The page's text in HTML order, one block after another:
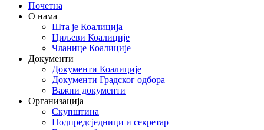
Почетна
О нама
Шта је Коалиција
Циљеви Коалиције
Чланице Коалиције
Документи
Документи Коалиције
Документи Градског одбора
Важни документи
Организација
Скупштина
Подпредсједници и секретар